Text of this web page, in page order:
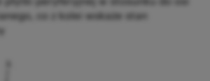
co z kolei wskaże stan